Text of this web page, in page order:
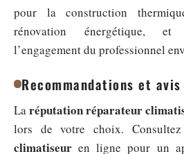
pour la construction
rénovation énergétique, et
l’engagement du professionnel
Recommandations et
Laréputation réparateur
lors de votre choix.
climatiseur en ligne pour un